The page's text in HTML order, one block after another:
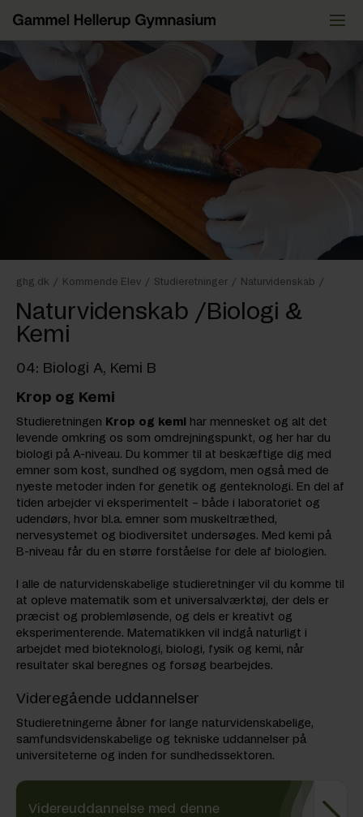
indhold
ghg.dk / Kommende Elev / Studieretninger / Naturvidenskab /
Naturvidenskab /Biologi &
Kemi
04: Biologi A, Kemi B
Krop og Kemi
Studieretningen Krop og kemi
har mennesket og alt det
levende omkring os som omdrejningspunkt, og her har du
biologi på A-niveau. Du kommer til at beskæftige dig med
emner som kost, sundhed og sygdom, men også med de
nyeste metoder inden for genetik og genteknologi. En del af
tiden arbejder vi eksperimentelt – både i laboratoriet og
udendørs, hvor bl.a. emner som muskeltræthed,
nervesystemet og biodiversitet undersøges. Med kemi på
B-niveau får du en større forståelse for dele af biologien.
I alle de naturvidenskabelige studieretninger vil du komme til
at opleve matematik som et universalværktøj, der dels er
præcist og problemløsende, og dels er kreativt og
eksperimenterende. Matematikken vil indgå naturligt i
arbejdet med bioteknologi, biologi, fysik og kemi, når
resultater skal beregnes og forsøg bearbejdes.
Videregående uddannelser
Studieretningerne åbner for lange naturvidenskabelige,
samfundsvidenskabelige og tekniske uddannelser på
universiteterne og inden for sundhedssektoren.
Videreuddannelse med denne